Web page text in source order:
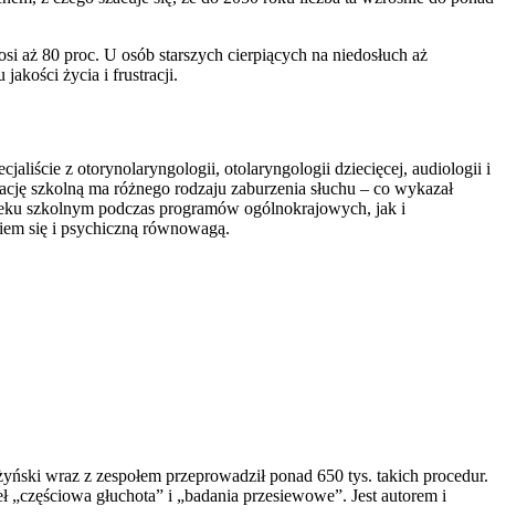
aż 80 proc. U osób starszych cierpiących na niedosłuch aż
jakości życia i frustracji.
z otorynolaryngologii, otolaryngologii dziecięcej, audiologii i
szkolną ma różnego rodzaju zaburzenia słuchu – co wykazał
szkolnym podczas programów ogólnokrajowych, jak i
się i psychiczną równowagą.
wraz z zespołem przeprowadził ponad 650 tys. takich procedur.
głuchota” i „badania przesiewowe”. Jest autorem i